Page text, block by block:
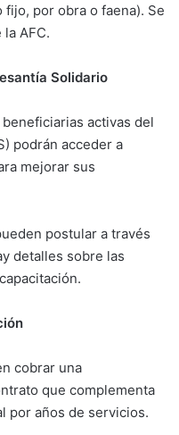
por obra o faena). Se
AFC.
Solidario
activas del
podrán acceder a
mejorar sus
postular a través
detalles sobre las
cobrar una
que complementa
por años de servicios.